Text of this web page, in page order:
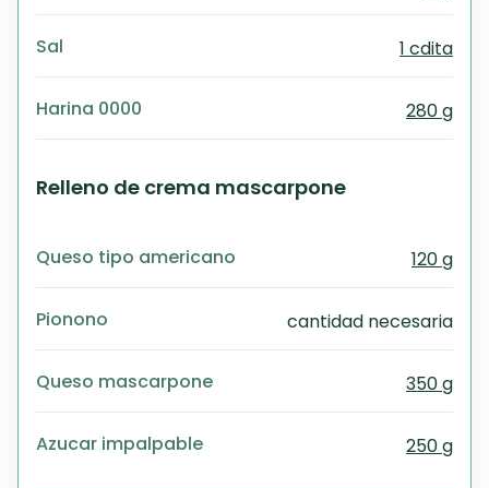
Sal 1 cdita
Harina 0000 280 g
Relleno de crema mascarpone
Queso tipo americano 120 g
Pionono cantidad necesaria
Queso mascarpone 350 g
Azucar impalpable 250 g